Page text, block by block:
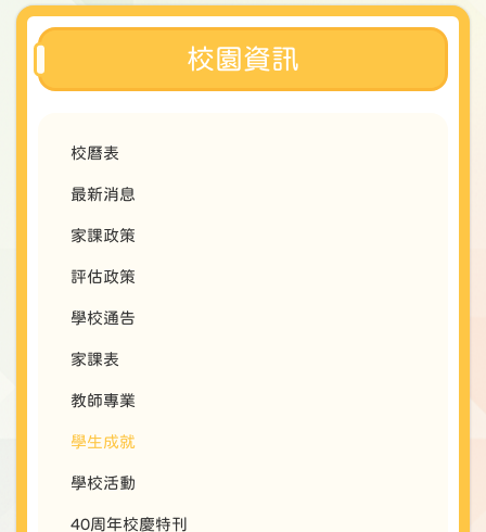
校園資訊
校曆表
最新消息
家課政策
評估政策
學校通告
家課表
教師專業
學生成就
學校活動
40周年校慶特刊